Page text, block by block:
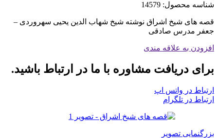
شناسه محصول: 14579
قصه های شیخ اشراق نوشته شیخ شهاب الدین یحیی سهروردی –
جعفر مدرس صادقی
افزودن به علاقه مندی
برای دریافت مشاوره با ما در ارتباط باشید.
ارتباط در واتس اپ
ارتباط در تلگرام
بزرگنمایی تصویر